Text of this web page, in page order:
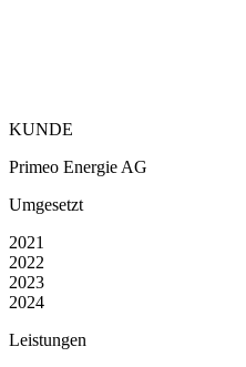
KUNDE
Primeo Energie AG
Umgesetzt
2021
2022
2023
2024
Leistungen